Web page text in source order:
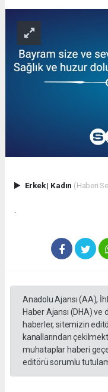
Erkek| Kadın (Haberi
.
Anadolu Ajansı (AA),
Haber Ajansı (DHA)
haberler, sitemizin
kanallarından
muhataplar haberi
editörü sorumlu